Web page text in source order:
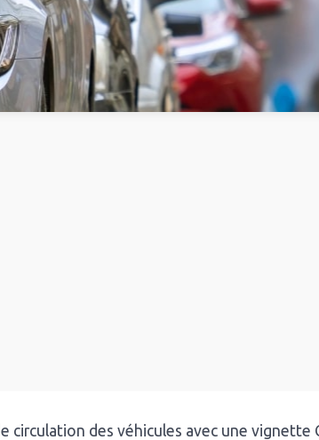
circulation des véhicules avec une vignette